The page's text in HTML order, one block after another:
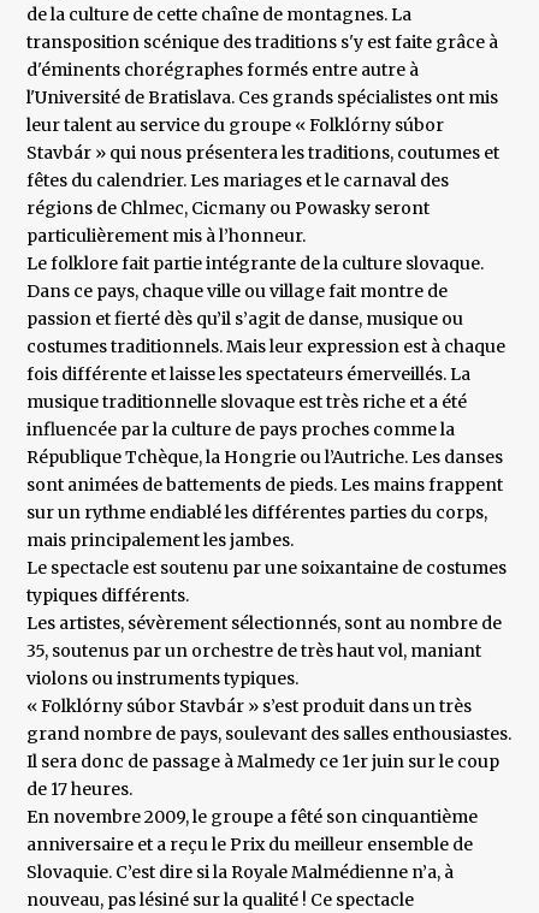
de la culture de cette chaîne de montagnes. La
transposition scénique des traditions s'y est faite grâce à
d'éminents chorégraphes formés entre autre à
l'Université de Bratislava. Ces grands spécialistes ont mis
leur talent au service du groupe « Folklórny súbor
Stavbár » qui nous présentera les traditions, coutumes et
fêtes du calendrier. Les mariages et le carnaval des
régions de Chlmec, Cicmany ou Powasky seront
particulièrement mis à l’honneur.
Le folklore fait partie intégrante de la culture slovaque.
Dans ce pays, chaque ville ou village fait montre de
passion et fierté dès qu’il s’agit de danse, musique ou
costumes traditionnels. Mais leur expression est à chaque
fois différente et laisse les spectateurs émerveillés. La
musique traditionnelle slovaque est très riche et a été
influencée par la culture de pays proches comme la
République Tchèque, la Hongrie ou l’Autriche. Les danses
sont animées de battements de pieds. Les mains frappent
sur un rythme endiablé les différentes parties du corps,
mais principalement les jambes.
Le spectacle est soutenu par une soixantaine de costumes
typiques différents.
Les artistes, sévèrement sélectionnés, sont au nombre de
35, soutenus par un orchestre de très haut vol, maniant
violons ou instruments typiques.
« Folklórny súbor Stavbár » s’est produit dans un très
grand nombre de pays, soulevant des salles enthousiastes.
Il sera donc de passage à Malmedy ce 1er juin sur le coup
de 17 heures.
En novembre 2009, le groupe a fêté son cinquantième
anniversaire et a reçu le Prix du meilleur ensemble de
Slovaquie. C’est dire si la Royale Malmédienne n’a, à
nouveau, pas lésiné sur la qualité ! Ce spectacle